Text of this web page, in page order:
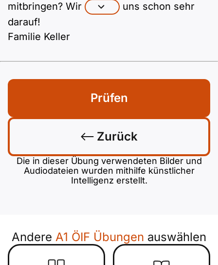
mitbringen? Wir
uns schon sehr
darauf!
Familie Keller
Zurück
Prüfen
Die in dieser Übung verwendeten Bilder und
Audiodateien wurden mithilfe künstlicher
Intelligenz erstellt.
Andere A1 ÖIF Übungen auswählen